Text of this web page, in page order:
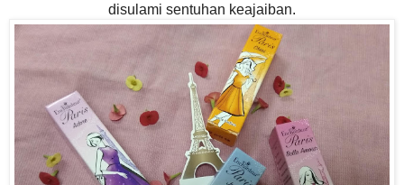
disulami sentuhan keajaiban.